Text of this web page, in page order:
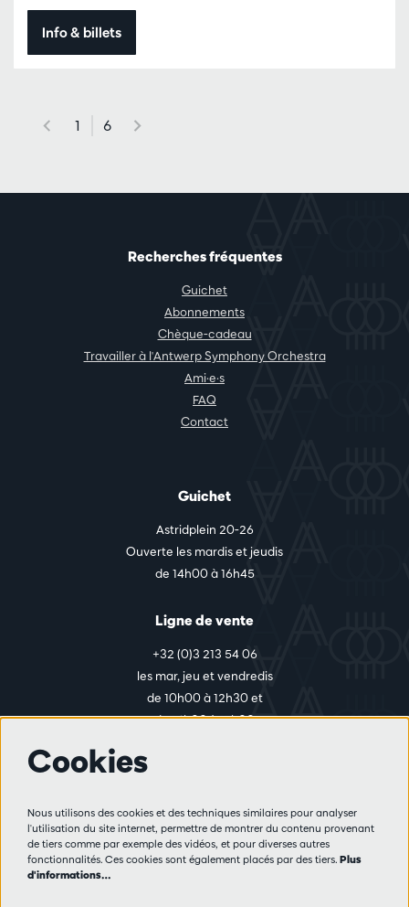
Info & billets
1 6
Recherches fréquentes
Guichet
Abonnements
Chèque-cadeau
Travailler à l'Antwerp Symphony Orchestra
Ami·e·s
FAQ
Contact
Guichet
Astridplein 20-26
Ouverte les mardis et jeudis
de 14h00 à 16h45
Ligne de vente
+32 (0)3 213 54 06
les mar, jeu et vendredis
de 10h00 à 12h30 et
de 14h00 à 17h00
Règlement des visiteurs
Vie privée
Cookies
Nous utilisons des cookies et des techniques similaires pour analyser
l'utilisation du site internet, permettre de montrer du contenu provenant
de tiers comme par exemple des vidéos, et pour diverses autres
fonctionnalités. Ces cookies sont également placés par des tiers. Plus
d'informations…